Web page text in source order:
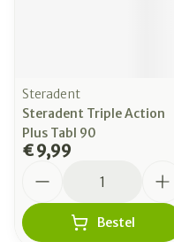
Steradent
Steradent Triple Action
Plus Tabl 90
€ 9,99
Bestel